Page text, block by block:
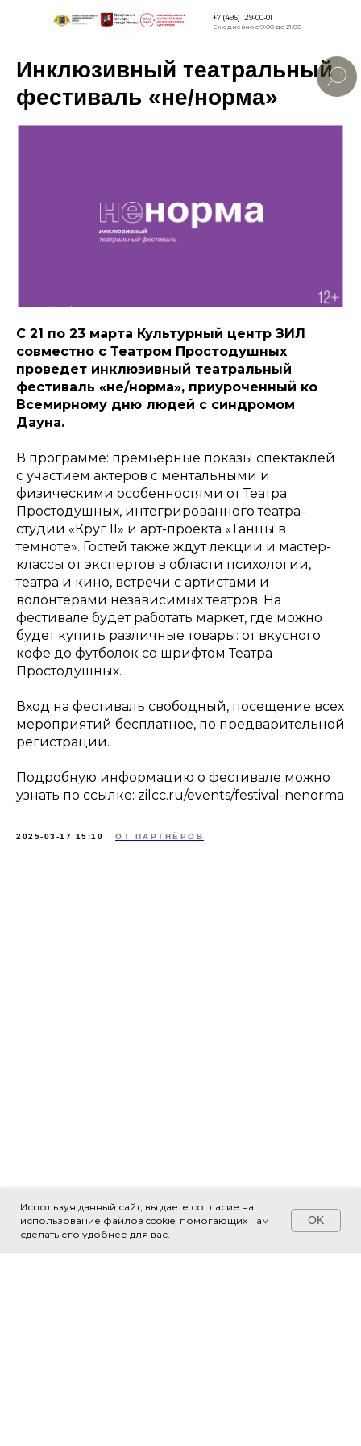
Версия для
+7 (495) 129-00-01
Ежедневно с 9:00 до 21:00
Используя данный сайт, вы даете согласие на
использование файлов cookie, помогающих нам
сделать его удобнее для вас.
OK
Свяжитесь с нами!
Инклюзивный театральный
фестиваль «не/норма»
С 21 по 23 марта Культурный центр ЗИЛ
совместно с Театром Простодушных
проведет инклюзивный театральный
фестиваль «не/норма», приуроченный ко
Всемирному дню людей с синдромом
Дауна.
В программе: премьерные показы спектаклей
с участием актеров с ментальными и
физическими особенностями от Театра
Простодушных, интегрированного театра-
студии «Круг II» и арт-проекта «Танцы в
темноте». Гостей также ждут лекции и мастер-
классы от экспертов в области психологии,
театра и кино, встречи с артистами и
волонтерами независимых театров. На
фестивале будет работать маркет, где можно
будет купить различные товары: от вкусного
кофе до футболок со шрифтом Театра
Простодушных.
Вход на фестиваль свободный, посещение всех
мероприятий бесплатное, по предварительной
регистрации.
Подробную информацию о фестивале можно
узнать по ссылке: zilcc.ru/events/festival-nenorma
2025-03-17 15:10 ОТ ПАРТНЁРОВ